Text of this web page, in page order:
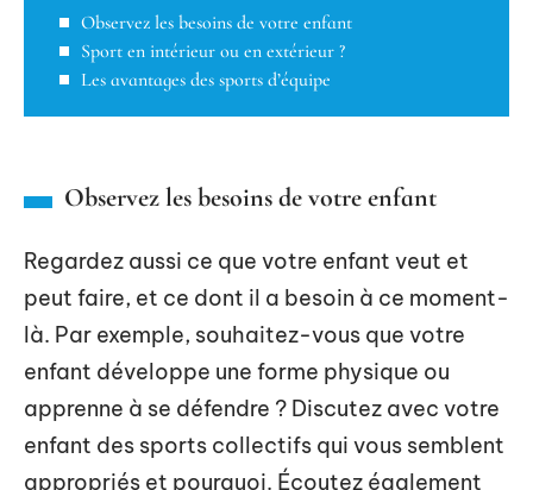
Observez les besoins de votre enfant
Sport en intérieur ou en extérieur ?
Les avantages des sports d’équipe
Observez les besoins de votre enfant
Regardez aussi ce que votre enfant veut et
peut faire, et ce dont il a besoin à ce moment-
là. Par exemple, souhaitez-vous que votre
enfant développe une forme physique ou
apprenne à se défendre ? Discutez avec votre
enfant des sports collectifs qui vous semblent
appropriés et pourquoi. Écoutez également